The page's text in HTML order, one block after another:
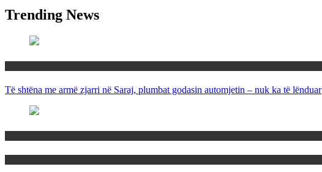
Trending News
Të shtëna me armë zjarri në Saraj, plumbat godasin automjetin – nuk ka të lënduar